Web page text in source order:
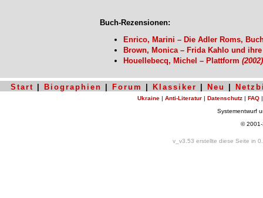
Buch-Rezensionen:
Enrico, Marini – Die Adler Roms,
Brown, Monica – Frida Kahlo und
Houellebecq, Michel – Plattform (2002)
Start Biographien Forum Klassiker Neu
Ukraine | Anti-Literatur | Datenschutz | FAQ
Systementwurf
©
v_v3.53 erstellte diese Seite in